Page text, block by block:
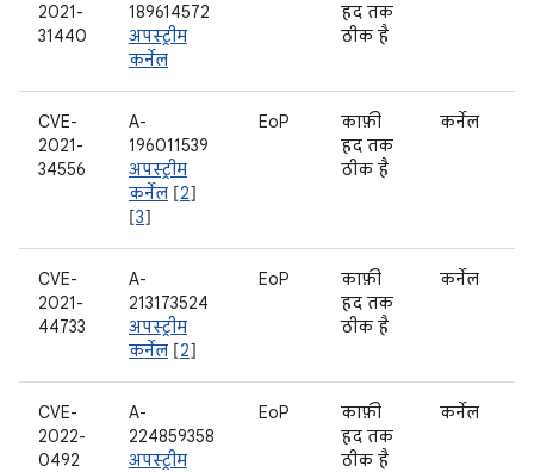
2021-
31440
189614572
अपस्ट्रीम
कर्नेल
हद तक
ठीक है
CVE-
2021-
34556
A-
196011539
अपस्ट्रीम
कर्नेल [2]
[3]
EoP
काफ़ी
हद तक
ठीक है
कर्नेल
CVE-
2021-
44733
A-
213173524
अपस्ट्रीम
कर्नेल [2]
EoP
काफ़ी
हद तक
ठीक है
कर्नेल
CVE-
2022-
0492
A-
224859358
अपस्ट्रीम
EoP
काफ़ी
हद तक
ठीक है
कर्नेल